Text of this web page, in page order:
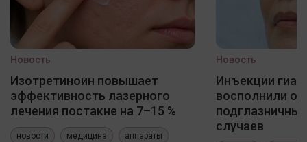
Новость
Изотретиноин повышает
эффективность лазерного
лечения постакне на 7–15 %
новости медицина аппараты
Новость
Инъекции
восполнили
случаев